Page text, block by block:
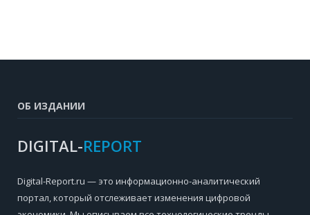
ОБ ИЗДАНИИ
DIGITAL-REPORT
Digital-Report.ru — это информационно-аналитический
портал, который отслеживает изменения цифровой